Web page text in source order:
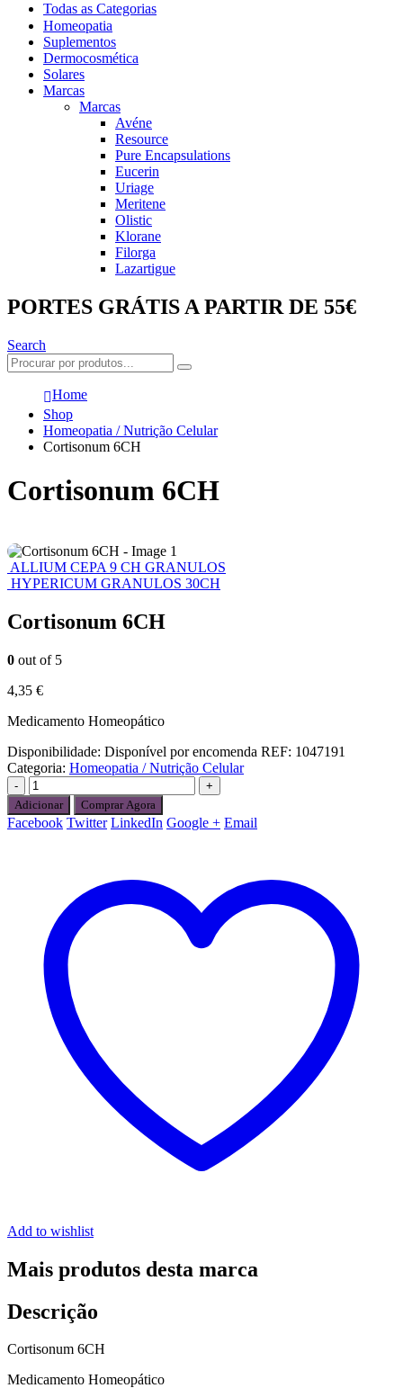
Todas as Categorias
Homeopatia
Suplementos
Dermocosmética
Solares
Marcas
Marcas
Avéne
Resource
Pure Encapsulations
Eucerin
Uriage
Meritene
Olistic
Klorane
Filorga
Lazartigue
PORTES GRÁTIS A PARTIR DE 55€
Search
Home
Shop
Homeopatia / Nutrição Celular
Cortisonum 6CH
Cortisonum 6CH
ALLIUM CEPA 9 CH GRANULOS
HYPERICUM GRANULOS 30CH
Cortisonum 6CH
0 out of 5
4,35 €
Medicamento Homeopático
Disponibilidade: Disponível por encomenda REF: 1047191
Categoria: Homeopatia / Nutrição Celular
-
+
Adicionar
Comprar Agora
Facebook Twitter LinkedIn Google + Email
Add to wishlist
Mais produtos desta marca
Descrição
Cortisonum 6CH
Medicamento Homeopático